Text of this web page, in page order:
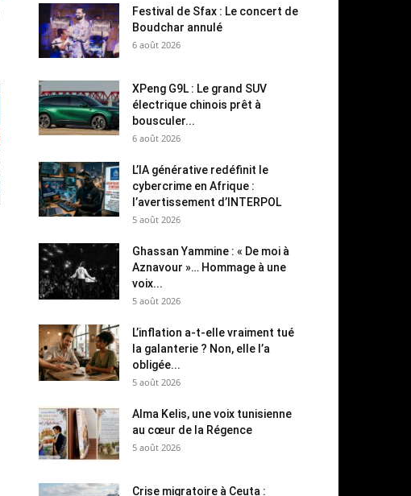
Festival de Sfax : Le concert de
Boudchar annulé
6 août 2026
XPeng G9L : Le grand SUV
électrique chinois prêt à
bousculer...
6 août 2026
L’IA générative redéfinit le
cybercrime en Afrique :
l’avertissement d’INTERPOL
5 août 2026
Ghassan Yammine : « De moi à
Aznavour »… Hommage à une
voix...
5 août 2026
L’inflation a-t-elle vraiment tué
la galanterie ? Non, elle l’a
obligée...
5 août 2026
Alma Kelis, une voix tunisienne
au cœur de la Régence
5 août 2026
Crise migratoire à Ceuta :